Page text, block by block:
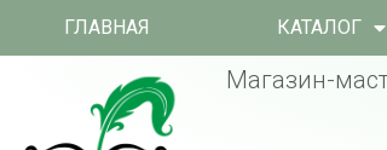
ГЛАВНАЯ КАТАЛОГ
Магазин-